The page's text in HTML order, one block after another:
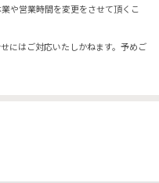
や営業時間を変更をさせて頂くこ
にはご対応いたしかねます。予めご